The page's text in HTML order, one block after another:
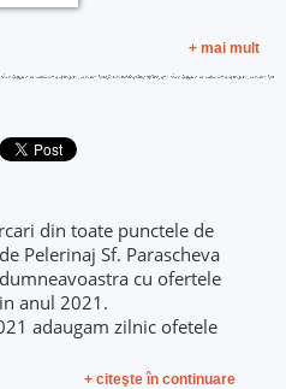
+ mai mult
din toate punctele de
Pelerinaj Sf. Parascheva
cu ofertele
anul 2021.
adaugam zilnic ofetele
+ citeşte în continuare